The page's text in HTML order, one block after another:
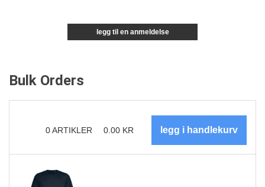
legg til en anmeldelse
Bulk Orders
0ARTIKLER 0.00 KR